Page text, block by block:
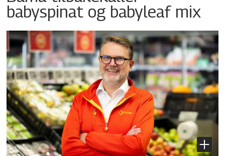
babyspinat og babyleaf mix